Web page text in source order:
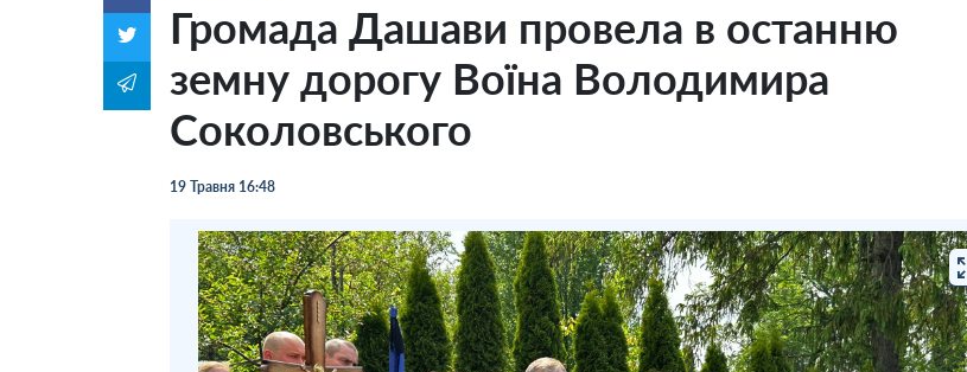
Громада Дашави провела в останню
земну дорогу Воїна Володимира
Соколовського
19 Травня 16:48